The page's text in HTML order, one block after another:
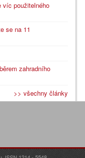
použitelného
se na 11
zahradního
>> všechny články